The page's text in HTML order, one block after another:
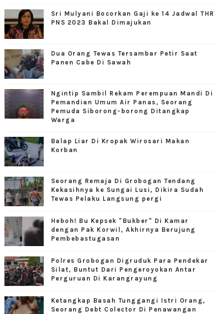
Sri Mulyani Bocorkan Gaji ke 14 Jadwal THR
PNS 2023 Bakal Dimajukan
Dua Orang Tewas Tersambar Petir Saat
Panen Cabe Di Sawah
Ngintip Sambil Rekam Perempuan Mandi Di
Pemandian Umum Air Panas, Seorang
Pemuda Siborong-borong Ditangkap
Warga
Balap Liar Di Kropak Wirosari Makan
Korban
Seorang Remaja Di Grobogan Tendang
Kekasihnya ke Sungai Lusi, Dikira Sudah
Tewas Pelaku Langsung pergi
Heboh! Bu Kepsek "Bukber" Di Kamar
dengan Pak Korwil, Akhirnya Berujung
Pembebastugasan
Polres Grobogan Digruduk Para Pendekar
Silat, Buntut Dari Pengeroyokan Antar
Perguruan Di Karangrayung
Ketangkap Basah Tunggangi Istri Orang,
Seorang Debt Colector Di Penawangan